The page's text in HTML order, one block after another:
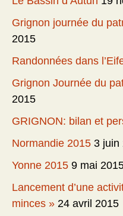
Grignon journée du
2015
Randonnées dans
Grignon Journée du
2015
GRIGNON: bilan et
Normandie 2015 3 juin
Yonne 2015 9 mai
Lancement d’une
minces » 24 avril 2015